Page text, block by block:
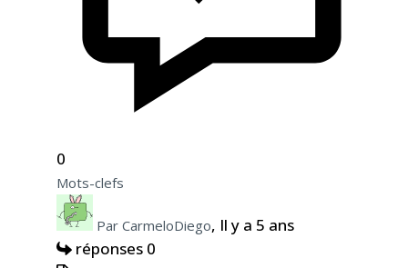
0
Mots-clefs
Par CarmeloDiego, Il y a 5 ans
réponses 0